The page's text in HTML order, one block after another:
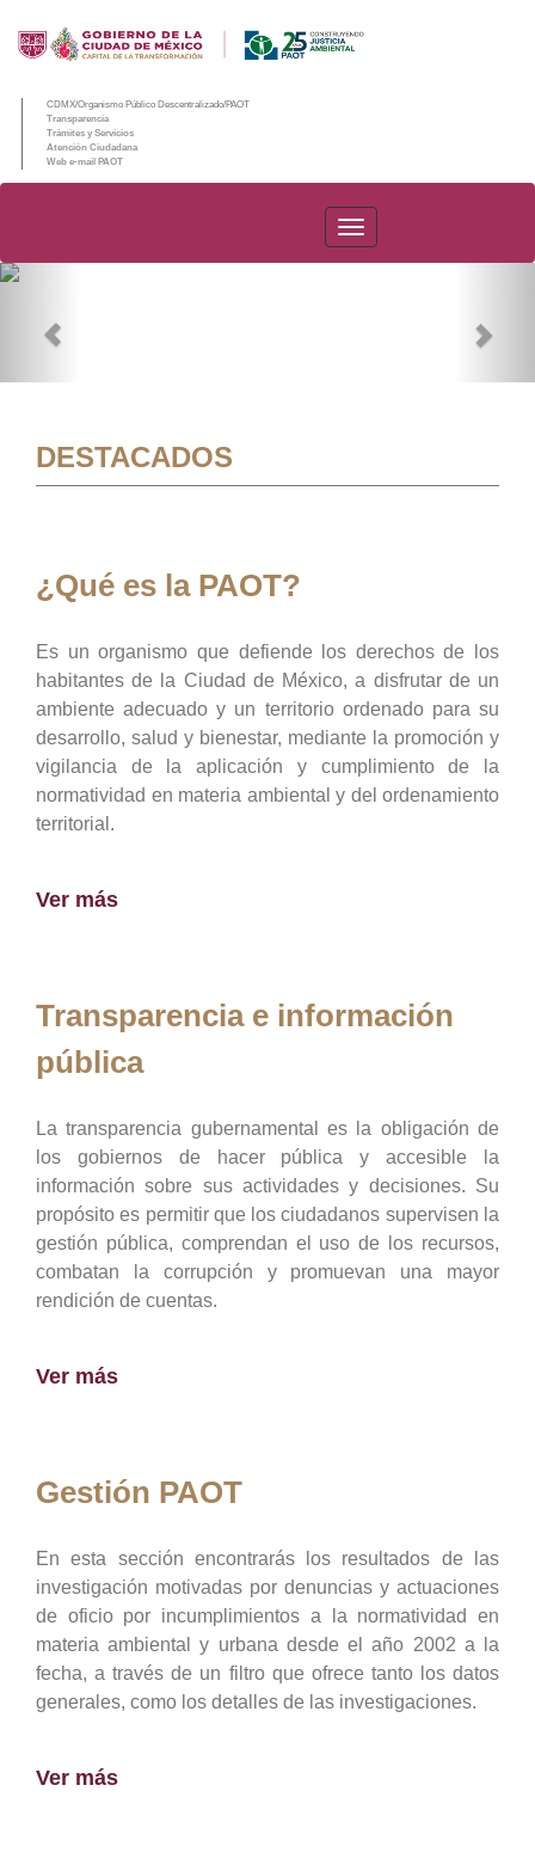
CDMX/Organismo Público Descentralizado/PAOT
Transparencia
Trámites y Servicios
Atención Ciudadana
Web e-mail PAOT
PAOT
DESTACADOS
¿Qué es la PAOT?
Es un organismo que defiende los derechos de los
habitantes de la Ciudad de México, a disfrutar de un
ambiente adecuado y un territorio ordenado para su
desarrollo, salud y bienestar, mediante la promoción y
vigilancia de la aplicación y cumplimiento de la
normatividad en materia ambiental y del ordenamiento
territorial.
Ver más
Transparencia e información
pública
La transparencia gubernamental es la obligación de
los gobiernos de hacer pública y accesible la
información sobre sus actividades y decisiones. Su
propósito es permitir que los ciudadanos supervisen la
gestión pública, comprendan el uso de los recursos,
combatan la corrupción y promuevan una mayor
rendición de cuentas.
Ver más
Gestión PAOT
En esta sección encontrarás los resultados de las
investigación motivadas por denuncias y actuaciones
de oficio por incumplimientos a la normatividad en
materia ambiental y urbana desde el año 2002 a la
fecha, a través de un filtro que ofrece tanto los datos
generales, como los detalles de las investigaciones.
Ver más